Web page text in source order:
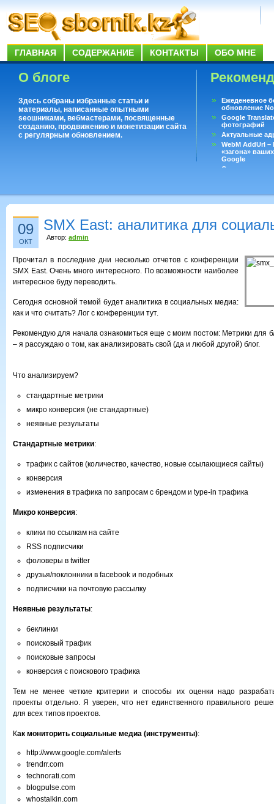
ГЛАВНАЯ СОДЕРЖАНИЕ КОНТАКТЫ ОБО МНЕ
О блоге
Здесь собраны избранные статьи и
материалы, написанные опытными
seoшниками, вебмастерами, посвященные
созданию, продвижению и монетизации сайта
с регулярным обновлением.
Ежеденевное
обновление
Google
фотографий
Актуальные
WebM AddUrl
«загона»
Google
Существует
09
ОКТ
SMX East: аналитика для
Автор: admin
Прочитал в последние дни несколько отчетов с конференции
SMX East. Очень много интересного. По возможности наиболее
интересное буду переводить.
Сегодня основной темой будет аналитика в социальных медиа:
как и что считать? Лог с конференции тут.
Рекомендую для начала ознакомиться еще с моим постом: Метрики для
– я рассуждаю о том, как анализировать свой (да и любой другой) блог.
Что анализируем?
стандартные метрики
микро конверсия (не стандартные)
неявные результаты
Стандартные метрики:
трафик с сайтов (количество, качество, новые ссылающиеся сайты)
конверсия
изменения в трафика по запросам с брендом и type-in трафика
Микро конверсия:
клики по ссылкам на сайте
RSS подписчики
фоловеры в twitter
друзья/поклонники в facebook и подобных
подписчики на почтовую рассылку
Неявные результаты:
беклинки
поисковый трафик
поисковые запросы
конверсия с поискового трафика
Тем не менее четкие критерии и способы их оценки надо
проекты отдельно. Я уверен, что нет единственного правильного
для всех типов проектов.
Как мониторить социальные медиа (инструменты):
http://www.google.com/alerts
trendrr.com
technorati.com
blogpulse.com
whostalkin.com